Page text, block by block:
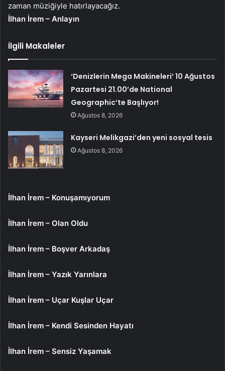
zaman müziğiyle hatırlayacağız.
İlhan İrem – Anlayın
İlgili Makaleler
‘Denizlerin Mega Makineleri’ 10 Ağustos
Pazartesi 21.00’de National
Geographic’te Başlıyor!
Ağustos 8, 2026
Kayseri Melikgazi’den yeni sosyal tesis
Ağustos 8, 2026
İlhan İrem – Konuşamıyorum
İlhan İrem – Olan Oldu
İlhan İrem – Boşver Arkadaş
İlhan İrem – Yazık Yarınlara
İlhan İrem – Uçar Kuşlar Uçar
İlhan İrem – Kendi Sesinden Hayatı
İlhan İrem – Sensiz Yaşamak